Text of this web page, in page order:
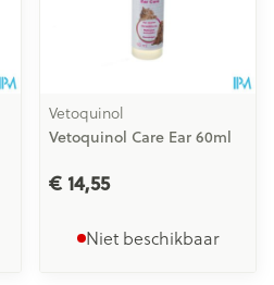
Vetoquinol
Vetoquinol Care Ear 60ml
€ 14,55
Niet beschikbaar